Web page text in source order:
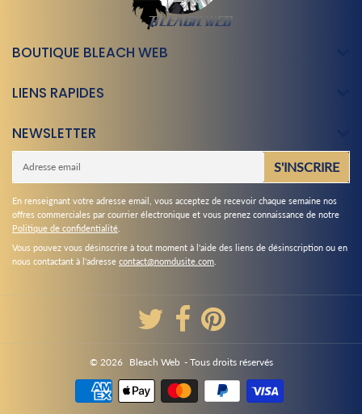
BOUTIQUE BLEACH WEB
LIENS RAPIDES
NEWSLETTER
mail
S'INSCRIRE
En renseignant votre adresse email, vous acceptez de recevoir chaque semaine nos
offres commerciales par courrier électronique et vous prenez connaissance de notre
Politique de confidentialité
Vous pouvez vous désinscrire à tout moment à l'aide des liens de désinscription ou en
nous contactant à l'adresse contact@nomdusite.com
© 2026 Bleach Web - Tous droits réservés